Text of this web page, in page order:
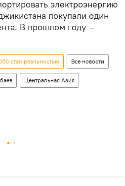
электроэнергию
покупали один
В прошлом году —
стал реальностью Все новости
Центральная Азия